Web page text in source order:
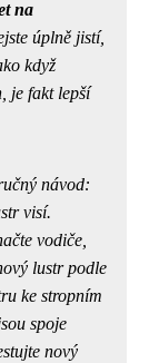
na
úplně jistí,
když
je fakt lepší
návod:
visí.
vodiče,
lustr podle
ke stropním
spoje
nový